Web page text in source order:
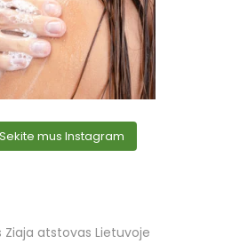
Sekite mus Instagram
Ziaja atstovas Lietuvoje